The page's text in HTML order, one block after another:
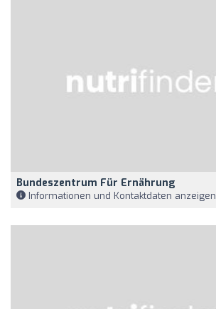
Bundeszentrum Für Ernährung
Informationen und Kontaktdaten anzeigen